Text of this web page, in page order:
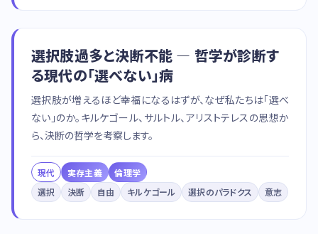
選択肢過多と決断不能 — 哲学が診断す
る現代の「選べない」病
選択肢が増えるほど幸福になるはずが、なぜ私たちは「選べ
ない」のか。キルケゴール、サルトル、アリストテレスの思想か
ら、決断の哲学を考察します。
現代 実存主義
倫理学
選択
決断 自由 キルケゴール 選択のパラドクス 意志